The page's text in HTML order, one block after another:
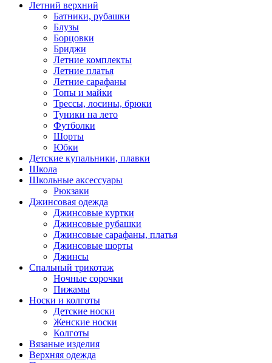
Летний верхний
Батники, рубашки
Блузы
Борцовки
Бриджи
Летние комплекты
Летние платья
Летние сарафаны
Топы и майки
Трессы, лосины, брюки
Туники на лето
Футболки
Шорты
Юбки
Детские купальники, плавки
Школа
Школьные аксессуары
Рюкзаки
Джинсовая одежда
Джинсовые куртки
Джинсовые рубашки
Джинсовые сарафаны, платья
Джинсовые шорты
Джинсы
Спальный трикотаж
Ночные сорочки
Пижамы
Носки и колготы
Детские носки
Женские носки
Колготы
Вязаные изделия
Верхняя одежда